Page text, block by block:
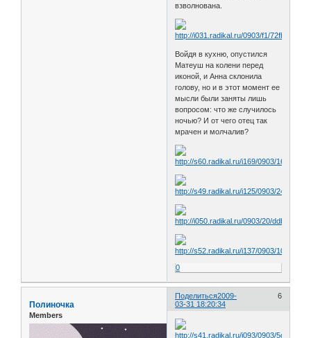
взволнована.
Войдя в кухню, опустился
Матеуш на колени перед
иконой, и Анна склонила
голову, но и в этот момент ее
мысли были заняты лишь
вопросом: что же случилось
ночью? И от чего отец так
мрачен и молчалив?
0
Поделиться 6
2009-
03-31 18:20:34
Полиночка
Members